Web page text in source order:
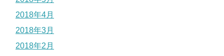
2018年4月
2018年3月
2018年2月